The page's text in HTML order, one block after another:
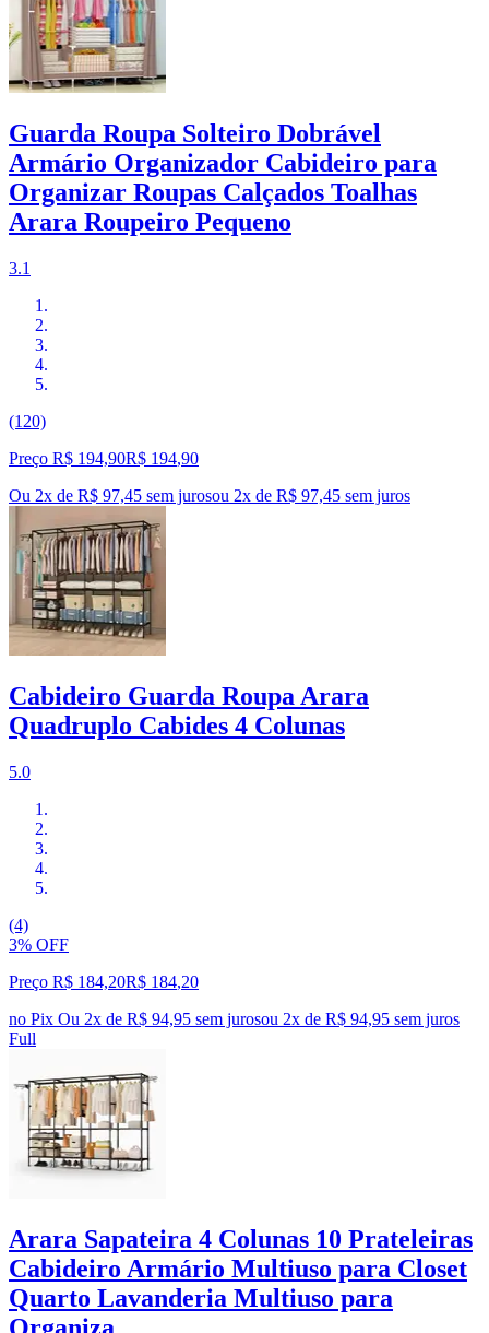
Guarda Roupa Solteiro Dobrável
Armário Organizador Cabideiro para
Organizar Roupas Calçados Toalhas
Arara Roupeiro Pequeno
3.1
(120)
Preço R$ 194,90R$ 194,90
Ou 2x de R$ 97,45 sem jurosou 2x de R$ 97,45 sem juros
Cabideiro Guarda Roupa Arara
Quadruplo Cabides 4 Colunas
5.0
(4)
3% OFF
Preço R$ 184,20R$ 184,20
no Pix Ou 2x de R$ 94,95 sem jurosou 2x de R$ 94,95 sem juros
Full
Arara Sapateira 4 Colunas 10 Prateleiras
Cabideiro Armário Multiuso para Closet
Quarto Lavanderia Multiuso para